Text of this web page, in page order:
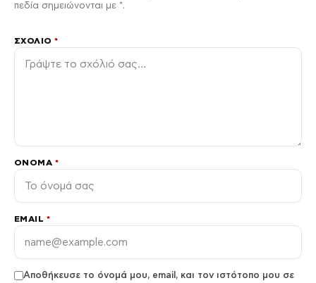
πεδία σημειώνονται με *.
ΣΧΌΛΙΟ*
ΌΝΟΜΑ *
EMAIL *
Αποθήκευσε το όνομά μου, email, και τον ιστότοπο μου σε